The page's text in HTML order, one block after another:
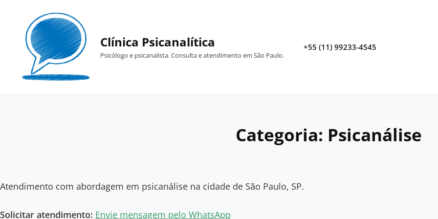
content
Clínica Psicanalítica
Psicólogo e psicanalista. Consulta e atendimento em São Paulo.
+55 (11) 99233-4545
Categoria: Psicanálise
Atendimento com abordagem em psicanálise na cidade de São Paulo, SP.
Solicitar atendimento: Envie mensagem pelo WhatsApp